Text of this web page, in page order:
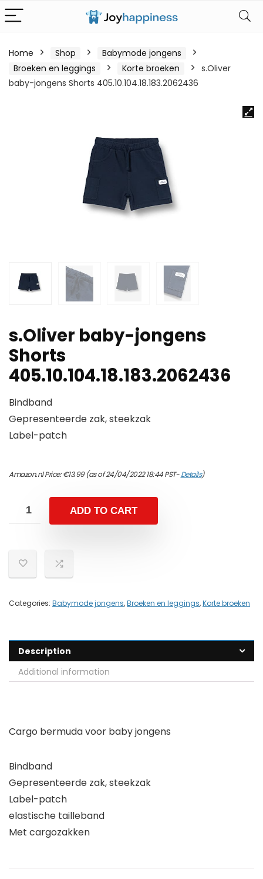
Home Shop
Babymode jongens
Broeken en leggings
Korte broeken
s.Oliver
baby-jongens Shorts 405.10.104.18.183.2062436
s.Oliver baby-jongens
Shorts
405.10.104.18.183.2062436
Bindband
Gepresenteerde zak, steekzak
Label-patch
Amazon.nl Price:€13.99(as of 24/04/2022 18:44 PST-Details)
ADD TO CART
Categories: Babymode jongens,Broeken en leggings,Korte broeken
Description
Additional information
Cargo bermuda voor baby jongens
Bindband
Gepresenteerde zak, steekzak
Label-patch
elastische tailleband
Met cargozakken